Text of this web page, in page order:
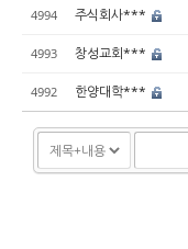
4994 주식회사***
4993 창성교회***
4992 한양대학***